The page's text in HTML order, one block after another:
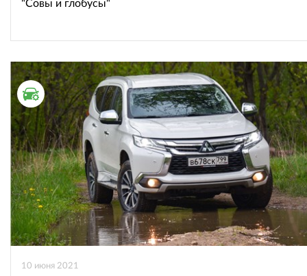
"Совы и глобусы"
ТЕСТ ДРАЙВ
10 июня 2021